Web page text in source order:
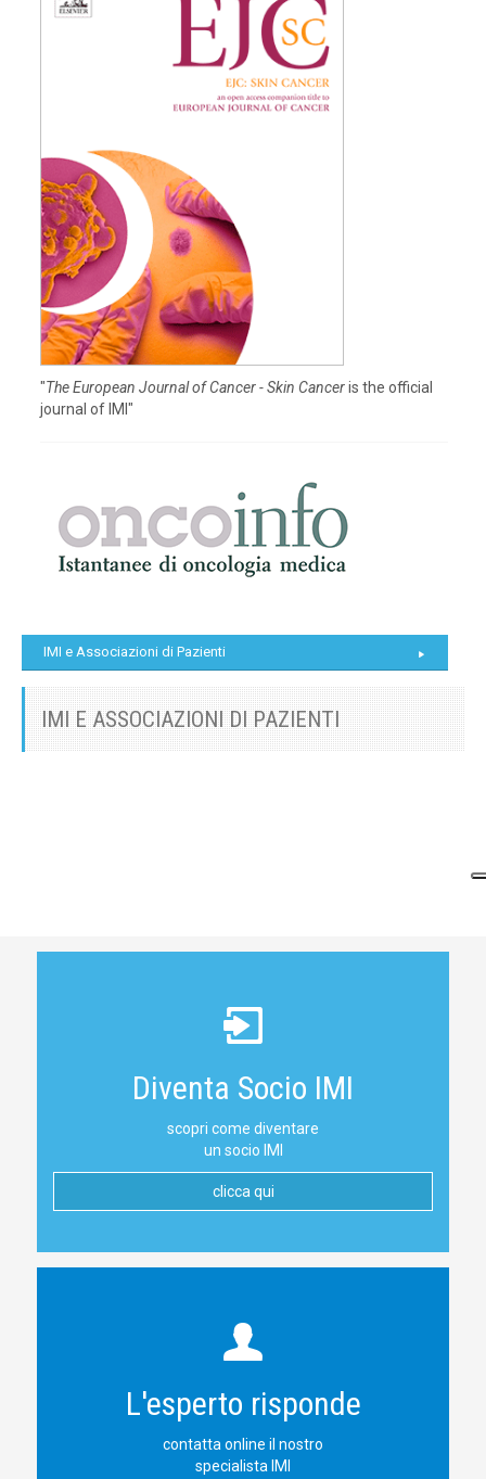
"The European Journal of Cancer - Skin Canceris the official
journal of IMI"
IMI e Associazioni di Pazienti
IMI E ASSOCIAZIONI DI PAZIENTI
Diventa Socio IMI
scopri come diventare
un socio IMI
clicca qui
L'esperto risponde
contatta online il nostro
specialista IMI